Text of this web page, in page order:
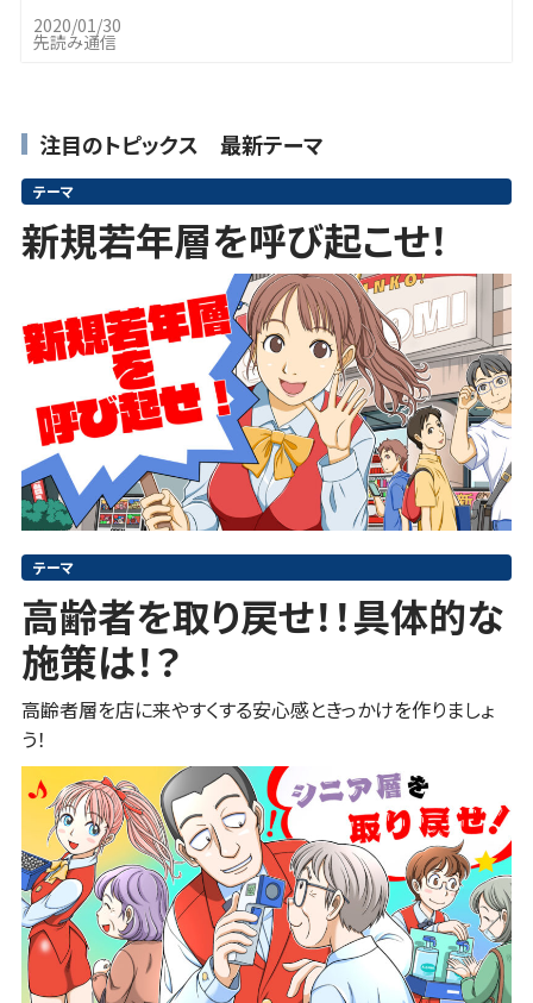
2020/01/30
先読み通信
注目のトピックス 最新テーマ
テーマ
新規若年層を呼び起こせ！
テーマ
高齢者を取り戻せ！！具体的な
施策は！？
高齢者層を店に来やすくする安心感ときっかけを作りましょ
う！